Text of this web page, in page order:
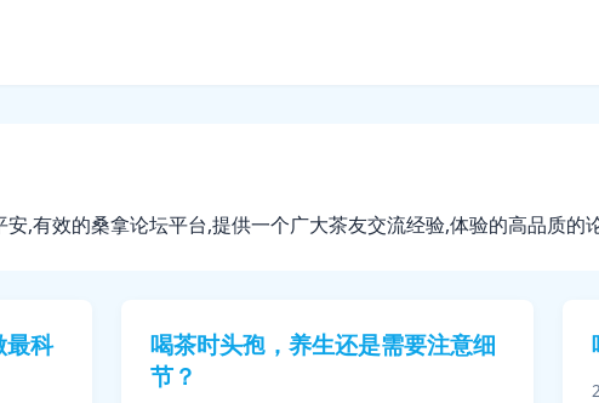
,有效的桑拿论坛平台,提供一个广大茶友交流经验,体验的高品质的
最科
喝茶时头孢，养生还是需要注意细
节？